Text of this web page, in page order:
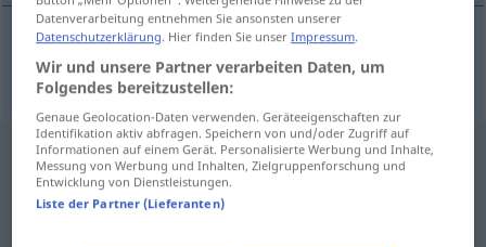
cupémdeportivo Sportcoupé AUTO
Datenverarbeitung entnehmen Sie ansonsten unserer
Datenschutzerklärung. Hier finden Sie unserImpressum.
Wir und unsere Partner verarbeiten Daten, um
Folgendes bereitzustellen:
Genaue Geolocation-Daten verwenden. Geräteeigenschaften zur
Identifikation aktiv abfragen. Speichern von und/oder Zugriff auf
Informationen auf einem Gerät. Personalisierte Werbung und Inhalte,
Messung von Werbung und Inhalten, Zielgruppenforschung und
Entwicklung von Dienstleistungen.
Liste der Partner (Lieferanten)